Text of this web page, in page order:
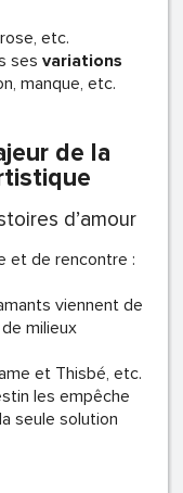
etc.
ses variations
manque, etc.
de la
d’amour
et de rencontre :
viennent de
milieux
et Thisbé, etc.
les empêche
seule solution